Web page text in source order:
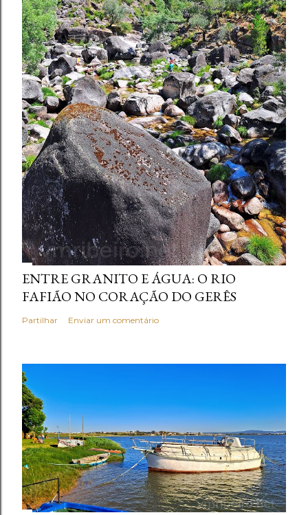
ENTRE GRANITO E ÁGUA: O RIO
FAFIÃO NO CORAÇÃO DO GERÊS
Partilhar Enviar um comentário